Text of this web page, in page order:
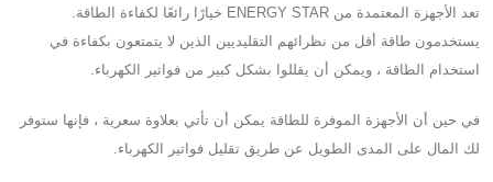
تعد الأجهزة المعتمدة من ENERGY STAR خيارًا رائعًا لكفاءة الطاقة.
يستخدمون طاقة أقل من نظرائهم التقليديين الذين لا يتمتعون بكفاءة في
استخدام الطاقة ، ويمكن أن يقللوا بشكل كبير من فواتير الكهرباء.
في حين أن الأجهزة الموفرة للطاقة يمكن أن تأتي بعلاوة سعرية ، فإنها ستوفر
لك المال على المدى الطويل عن طريق تقليل فواتير الكهرباء.